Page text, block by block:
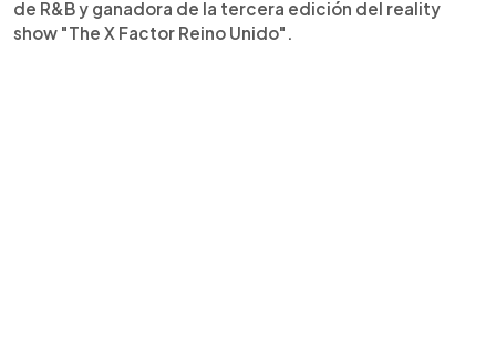
de R&B y ganadora de la tercera edición del reality
show "The X Factor Reino Unido".